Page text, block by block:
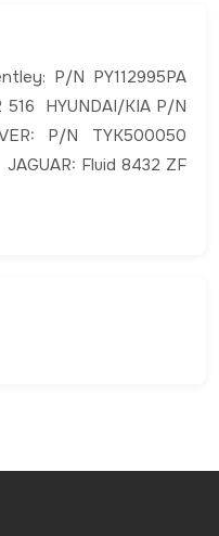
P/N PY112995PA
HYUNDAI/KIA P/N
P/N TYK500050
Fluid 8432 ZF